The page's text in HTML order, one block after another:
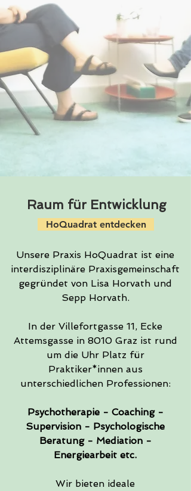
Raum für Entwicklung
HoQuadrat entdecken
Unsere Praxis HoQuadrat ist eine
interdisziplinäre Praxisgemeinschaft
gegründet von Lisa Horvath und
Sepp Horvath.
In der Villefortgasse 11, Ecke
Attemsgasse in 8010 Graz ist rund
um die Uhr Platz für
Praktiker*innen aus
unterschiedlichen Professionen:
Psychotherapie - Coaching -
Supervision - Psychologische
Beratung - Mediation -
Energiearbeit etc.
Wir bieten ideale